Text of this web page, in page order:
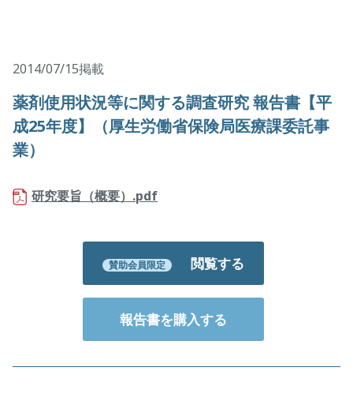
2014/07/15掲載
薬剤使用状況等に関する調査研究 報告書【平
成25年度】（厚生労働省保険局医療課委託事
業）
研究要旨（概要）.pdf
賛助会員限定 閲覧する
報告書を購入する